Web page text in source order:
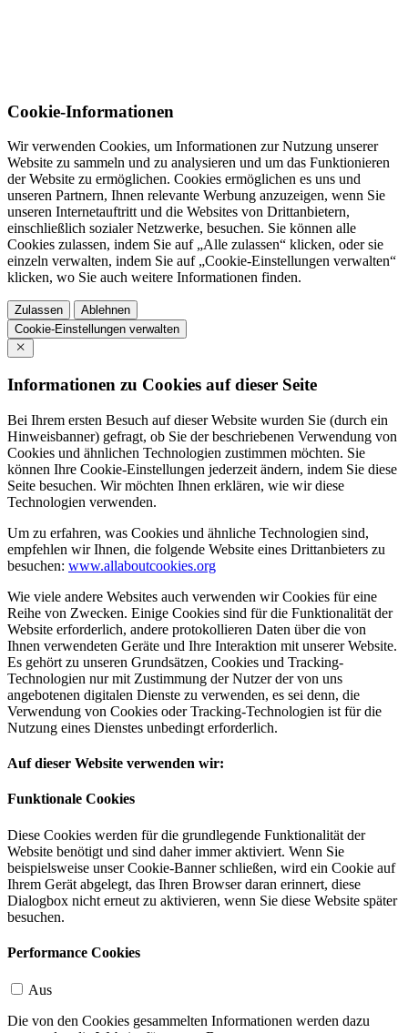
Cookie-Informationen
Wir verwenden Cookies, um Informationen zur Nutzung unserer
Website zu sammeln und zu analysieren und um das Funktionieren
der Website zu ermöglichen. Cookies ermöglichen es uns und
unseren Partnern, Ihnen relevante Werbung anzuzeigen, wenn Sie
unseren Internetauftritt und die Websites von Drittanbietern,
einschließlich sozialer Netzwerke, besuchen. Sie können alle
Cookies zulassen, indem Sie auf „Alle zulassen“ klicken, oder sie
einzeln verwalten, indem Sie auf „Cookie-Einstellungen verwalten“
klicken, wo Sie auch weitere Informationen finden.
Zulassen
Ablehnen
Cookie-Einstellungen verwalten
Informationen zu Cookies auf dieser Seite
Bei Ihrem ersten Besuch auf dieser Website wurden Sie (durch ein
Hinweisbanner) gefragt, ob Sie der beschriebenen Verwendung von
Cookies und ähnlichen Technologien zustimmen möchten. Sie
können Ihre Cookie-Einstellungen jederzeit ändern, indem Sie diese
Seite besuchen. Wir möchten Ihnen erklären, wie wir diese
Technologien verwenden.
Um zu erfahren, was Cookies und ähnliche Technologien sind,
empfehlen wir Ihnen, die folgende Website eines Drittanbieters zu
besuchen: www.allaboutcookies.org
Wie viele andere Websites auch verwenden wir Cookies für eine
Reihe von Zwecken. Einige Cookies sind für die Funktionalität der
Website erforderlich, andere protokollieren Daten über die von
Ihnen verwendeten Geräte und Ihre Interaktion mit unserer Website.
Es gehört zu unseren Grundsätzen, Cookies und Tracking-
Technologien nur mit Zustimmung der Nutzer der von uns
angebotenen digitalen Dienste zu verwenden, es sei denn, die
Verwendung von Cookies oder Tracking-Technologien ist für die
Nutzung eines Dienstes unbedingt erforderlich.
Auf dieser Website verwenden wir:
Funktionale Cookies
Diese Cookies werden für die grundlegende Funktionalität der
Website benötigt und sind daher immer aktiviert. Wenn Sie
beispielsweise unser Cookie-Banner schließen, wird ein Cookie auf
Ihrem Gerät abgelegt, das Ihren Browser daran erinnert, diese
Dialogbox nicht erneut zu aktivieren, wenn Sie diese Website später
besuchen.
Performance Cookies
Aus
Die von den Cookies gesammelten Informationen werden dazu